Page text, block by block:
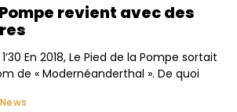
revient avec des
En 2018, Le Pied de la Pompe sortait
de « Modernéanderthal ». De quoi
News